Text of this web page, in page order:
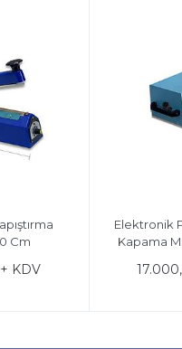
Cm
KDV
Elektronik
Kapama